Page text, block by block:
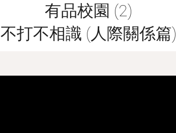
有品校園 (2)
不打不相識 (人際關係篇)